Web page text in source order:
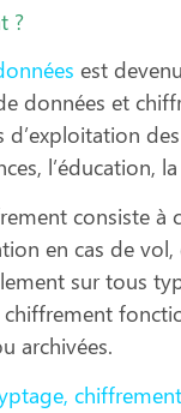
?
est
données et
l’éducation,
consiste
en cas de
sur tous
chiffrement
archivées.